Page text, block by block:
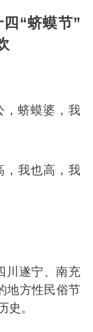
“蛴蟆节”
，蛴蟆婆，我
，我也高，我
川遂宁、南充
地方性民俗节
史。